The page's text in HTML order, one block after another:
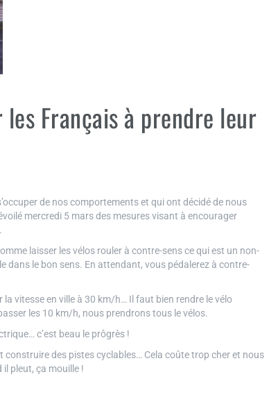
Français à prendre leur
de nos comportements et qui ont décidé de nous
mercredi 5 mars des mesures visant à encourager
laisser les vélos rouler à contre-sens ce qui est un non-
dans le bon sens. En attendant, vous pédalerez à contre-
vitesse en ville à 30 km/h… Il faut bien rendre le vélo
les 10 km/h, nous prendrons tous le vélos.
c’est beau le prôgrès !
construire des pistes cyclables… Cela coûte trop cher et nous
il pleut, ça mouille !